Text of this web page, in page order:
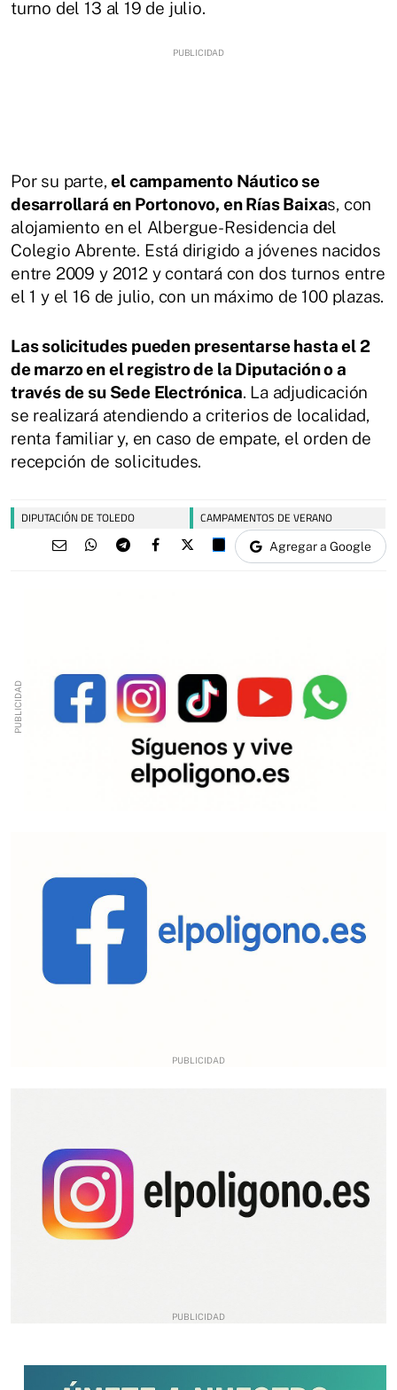
turno del 13 al 19 de julio.
Por su parte,el campamento Náutico se
desarrollará en Portonovo, en Rías Baixas, con
alojamiento en el Albergue-Residencia del
Colegio Abrente. Está dirigido a jóvenes nacidos
entre 2009 y 2012 y contará con dos turnos entre
el 1 y el 16 de julio, con un máximo de 100 plazas.
Las solicitudes pueden presentarse hasta el 2
de marzo en el registro de la Diputación o a
través de su Sede Electrónica. La adjudicación
se realizará atendiendo a criterios de localidad,
renta familiar y, en caso de empate, el orden de
recepción de solicitudes.
DIPUTACIÓN DE TOLEDO CAMPAMENTOS DE VERANO
Agregar a Google